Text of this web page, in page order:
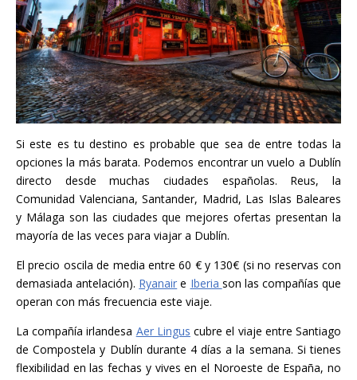
Si este es tu destino es probable que sea de entre todas la
opciones la más barata. Podemos encontrar un vuelo a Dublín
directo desde muchas ciudades españolas. Reus, la
Comunidad Valenciana, Santander, Madrid, Las Islas Baleares
y Málaga son las ciudades que mejores ofertas presentan la
mayoría de las veces para viajar a Dublín.
El precio oscila de media entre 60 € y 130€ (si no reservas con
demasiada antelación). Ryanair e Iberia son las compañías que
operan con más frecuencia este viaje.
La compañía irlandesa Aer Lingus cubre el viaje entre Santiago
de Compostela y Dublín durante 4 días a la semana. Si tienes
flexibilidad en las fechas y vives en el Noroeste de España, no